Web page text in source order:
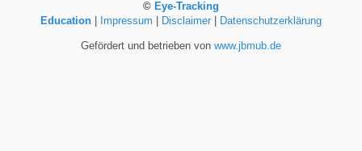
© Eye-Tracking
Education
Impressum Disclaimer Datenschutzerklärung
Gefördert und betrieben von www.jbmub.de